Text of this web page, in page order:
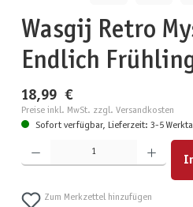
Wasgij Retro
Endlich
18,99 €
Preise inkl. MwSt. zzgl. Versandkosten
Sofort verfügbar, Lieferzeit: 3-5
Produkt Anzahl: Gib den gewünschten Wert ein oder
Zum Merkzettel hinzufügen